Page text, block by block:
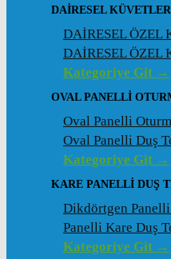
DAIRESEL KÜVETLER
DAİRESEL ÖZEL
DAİRESEL ÖZEL
Kategoriye Git →
OVAL PANELLI
Oval Panelli
Oval Panelli Duş
Kategoriye Git →
KARE PANELLI DUŞ
Dikdörtgen
Panelli Kare Duş
Kategoriye Git →